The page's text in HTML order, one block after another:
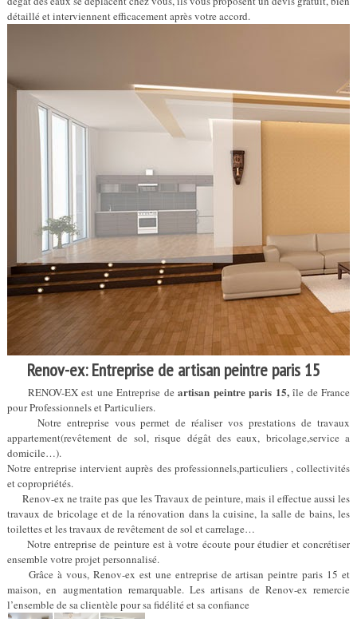
détaillé et interviennent efficacement après votre accord.
Renov-ex: Entreprise de artisan peintre paris 15
RENOV-EX est une Entreprise de artisan peintre paris 15,île de France
pour Professionnels et Particuliers.
Notre entreprise vous permet de réaliser vos prestations de travaux
appartement(revêtement de sol, risque dégât des eaux, bricolage,service a
domicile…).
Notre entreprise intervient auprès des professionnels,particuliers , collectivités
et copropriétés.
Renov-ex ne traite pas que les Travaux de peinture, mais il effectue aussi les
travaux de bricolage et de la rénovation dans la cuisine, la salle de bains, les
toilettes et les travaux de revêtement de sol et carrelage…
Notre entreprise de peinture est à votre écoute pour étudier et concrétiser
ensemble votre projet personnalisé.
Grâce à vous, Renov-ex est une entreprise de artisan peintre paris 15 et
maison, en augmentation remarquable. Les artisans de Renov-ex remercie
l’ensemble de sa clientèle pour sa fidélité et sa confiance